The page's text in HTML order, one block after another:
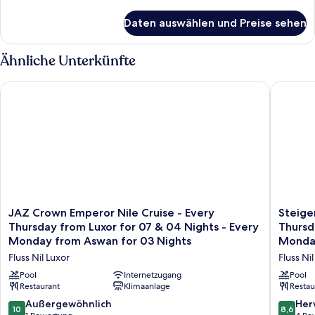
Ferienhütte
Daten auswählen und Preise sehen
Ähnliche Unterkünfte
JAZ
Crown
Emperor
Nile
Cruise
-
Every
Thursday
from
JAZ Crown Emperor Nile Cruise - Every
Thursday from Luxor for 07 & 04 Nights - Every
Monday from Aswan for 03 Nights
Fluss Nil Luxor
Pool
Internetzugang
Restaurant
Klimaanlage
10.0
10 Außergewöhnlich
JAZ Crown Emperor Nile Cruise - Every Thursday from
Minerva
Nile
Cruise
-
Every
from
Luxor
Fluss
Pool
8.6
8,6